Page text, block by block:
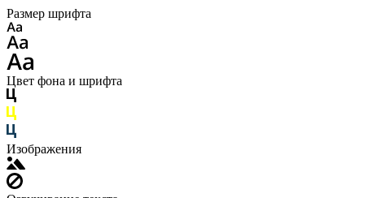
Размер шрифта
Цвет фона и шрифта
Изображения